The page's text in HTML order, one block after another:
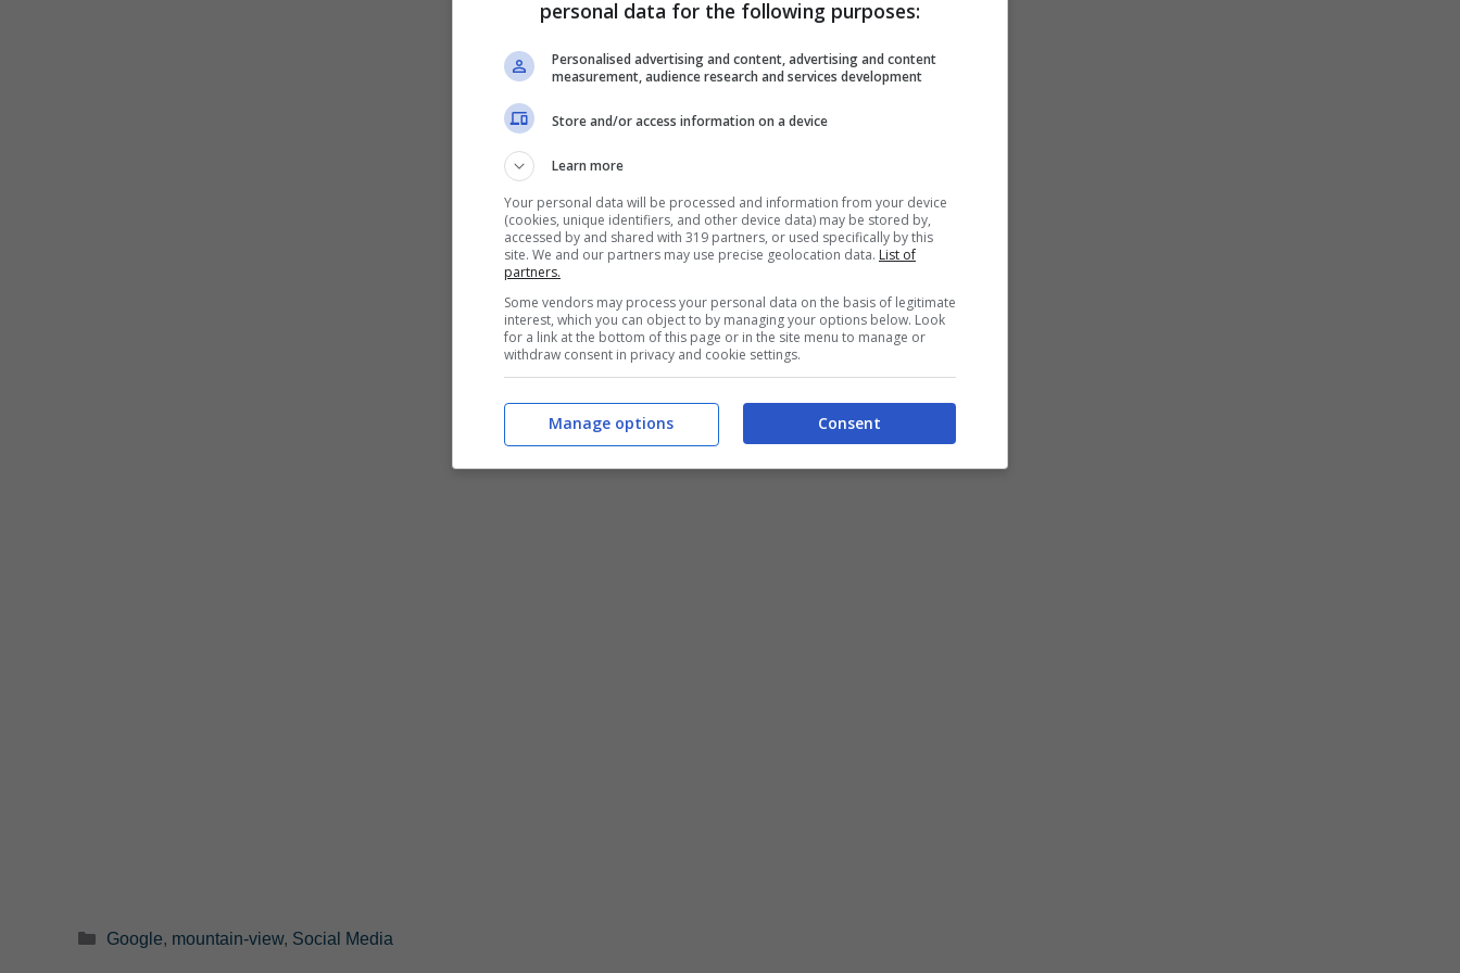
Categorie
Google, mountain-view, Social Media
personal data for the following purposes:
Personalised advertising and content, advertising and content
measurement, audience research and services development
Store and/or access information on a device
Learn more
Your personal data will be processed and information from your device
(cookies, unique identifiers, and other device data) may be stored by,
accessed by and shared with 319 partners, or used specifically by this
site. We and our partners may use precise geolocation data. List of
partners.
Some vendors may process your personal data on the basis of legitimate
interest, which you can object to by managing your options below. Look
for a link at the bottom of this page or in the site menu to manage or
withdraw consent in privacy and cookie settings.
Consent
Manage options